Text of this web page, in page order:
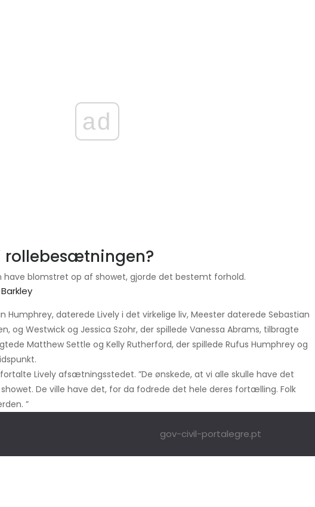
ad
rollebesætningen?
have blomstret op af showet, gjorde det bestemt forhold.
Humphrey, daterede Lively i det virkelige liv, Meester daterede Sebastian
og Westwick og Jessica Szohr, der spillede Vanessa Abrams, tilbragte
Matthew Settle og Kelly Rutherford, der spillede Rufus Humphrey og
Lively afsætningsstedet. ”De ønskede, at vi alle skulle have det
De ville have det, for da fodrede det hele deres fortælling. Folk
”
gov-civil-portalegre.pt